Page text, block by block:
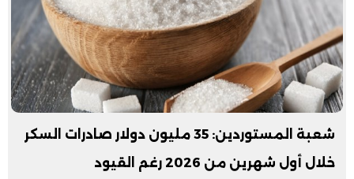
شعبة المستوردين: 35 مليون دولار صادرات السكر
خلال أول شهرين من 2026 رغم القيود